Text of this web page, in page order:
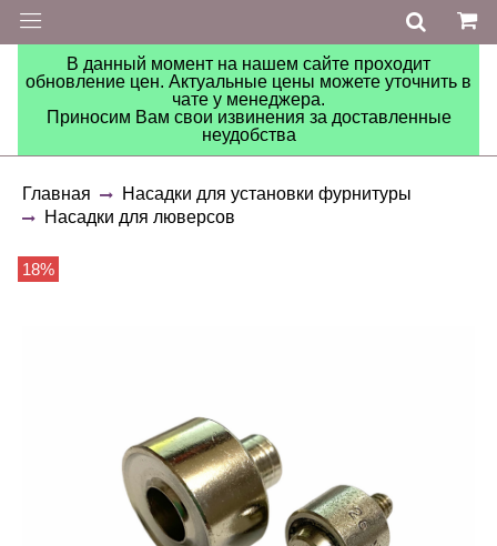
В данный момент на нашем сайте проходит
обновление цен. Актуальные цены можете уточнить в
чате у менеджера.
Приносим Вам свои извинения за доставленные
неудобства
Главная
Насадки для установки фурнитуры
Насадки для люверсов
18%